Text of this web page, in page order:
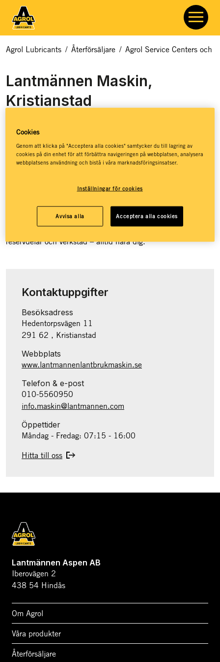
Agrol Lubricants / Återförsäljare / Agrol Service Centers och
Lantmännen Maskin,
Kristianstad
varumärkena på marknaden när det gäller lantbruksmaskiner.
De har genomgått en gedigen utbildning om smörjmedel och
har ett väldigt brett sortiment av Agrols produkter. De finns
på fler än 50 platser över hela landet med maskiner,
reservdelar och verkstad – alltid nära dig.
Kontaktuppgifter
Besöksadress
Hedentorpsvägen 11
291 62 , Kristianstad
Webbplats
www.lantmannenlantbrukmaskin.se
Telefon & e-post
010-5560950
info.maskin@lantmannen.com
Öppettider
Måndag - Fredag: 07:15 - 16:00
Hitta till oss
Lantmännen Aspen AB
Iberovägen 2
438 54 Hindås
Om Agrol
Våra produkter
Återförsäljare
Cookies
Genom att klicka på "Acceptera alla cookies" samtycker du till lagring av
cookies på din enhet för att förbättra navigeringen på webbplatsen, analysera
webbplatsens användning och bistå i våra marknadsföringsinsatser.
Inställningar för cookies
Avvisa alla Acceptera alla cookies